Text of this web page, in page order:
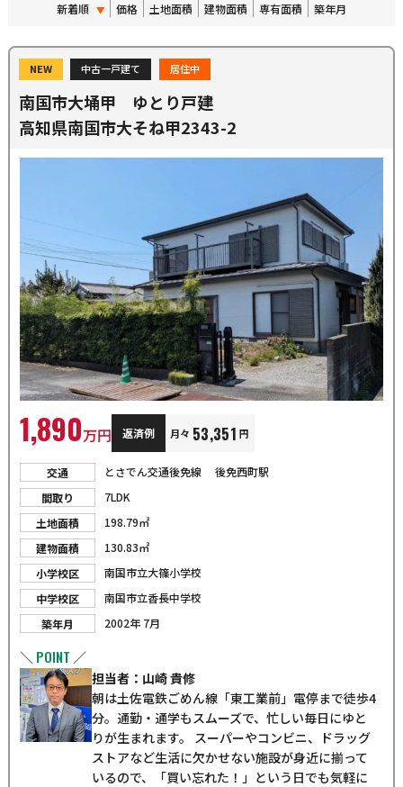
新着順 価格 土地面積 建物面積 専有面積 築年月
NEW 中古一戸建て 居住中
南国市大埇甲 ゆとり戸建
高知県南国市大そね甲2343-2
1,890万円 返済例 月々 53,351 円
交通 とさでん交通後免線 後免西町駅
間取り
7LDK
土地面積
198.79㎡
建物面積
130.83㎡
小学校区
南国市立大篠小学校
中学校区
南国市立香長中学校
築年月
2002年 7月
＼ POINT ／
担当者：山崎 貴修
朝は土佐電鉄ごめん線「東工業前」電停まで徒歩4
分。通勤・通学もスムーズで、忙しい毎日にゆと
りが生まれます。 スーパーやコンビニ、ドラッグ
ストアなど生活に欠かせない施設が身近に揃って
いるので、「買い忘れた！」という日でも気軽に